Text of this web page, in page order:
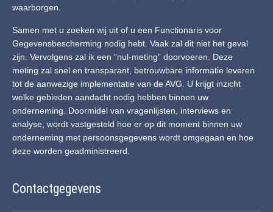
waarborgen.
Samen met u zoeken wij uit of u een Functionaris voor
Gegevensbescherming nodig hebt. Vaak zal dit niet het geval
zijn. Vervolgens zal ik een “nul-meting” doorvoeren. Deze
meting zal snel en transparant, betrouwbare informatie leveren
tot de aanwezige implementatie van de AVG. U krijgt inzicht
welke gebieden aandacht nodig hebben binnen uw
onderneming. Doormidel van vragenlijsten, interviews en
analyse, wordt vastgesteld hoe er op dit moment binnen uw
onderneming met persoonsgegevens wordt omgegaan en hoe
deze worden geadministreerd.
Contactgegevens